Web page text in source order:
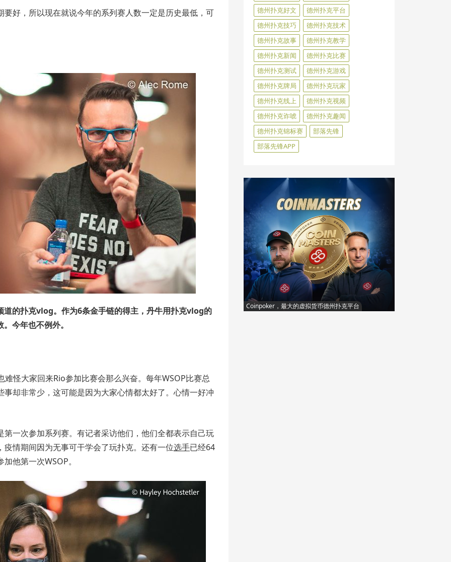
好，所以现在就说今年的系列赛人数一定是历史最低，可
道的扑克vlog。作为6条金手链的得主，丹牛用扑克vlog的
今年也不例外。
怪大家回来Rio参加比赛会那么兴奋。每年WSOP比赛总
却非常少，这可能是因为大家心情都太好了。心情一好冲
一次参加系列赛。有记者采访他们，他们全都表示自己玩
疫情期间因为无事可干学会了玩扑克。还有一位选手已经64
他第一次WSOP。
德州扑克好文
德州扑克平台
德州扑克技巧
德州扑克技术
德州扑克故事
德州扑克教学
德州扑克新闻
德州扑克比赛
德州扑克测试
德州扑克游戏
德州扑克牌局
德州扑克玩家
德州扑克线上
德州扑克视频
德州扑克诈唬
德州扑克趣闻
德州扑克锦标赛
部落先锋
部落先锋APP
Coinpoker，最大的虚拟货币德州扑克平台